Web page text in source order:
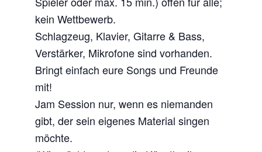
kein Wettbewerb.
Schlagzeug, Klavier, Gitarre & Bass,
Verstärker, Mikrofone sind vorhanden.
Bringt einfach eure Songs und Freunde
mit!
Jam Session nur, wenn es niemanden
gibt, der sein eigenes Material singen
möchte.